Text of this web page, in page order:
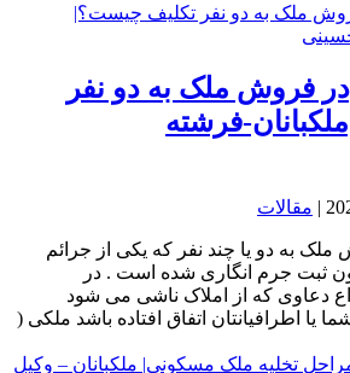
فروش ملک به دو نفر
فرشته
| مقالات
به دو یا چند نفر که یکی از جرائم
ثبت جرم انگاری شده است . در
دعاوی که از املاک ناشی می شود
یا اطرافیانتان اتفاق افتاده باشد ملکی (